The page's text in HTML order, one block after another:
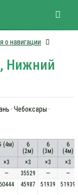
о навигации
Нижний
· Чебоксары ·
(4м)
6
(2м)
6
(3м)
6
(4м)
×3 ×3 ×3
×3
— 35529 —
—
45987 51939 51939